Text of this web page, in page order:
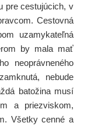
pre cestujúcich, v
Cestovná
uzamykateľná
by mala mať
neoprávneného
nebude
batožina musí
a priezviskom,
Všetky cenné a